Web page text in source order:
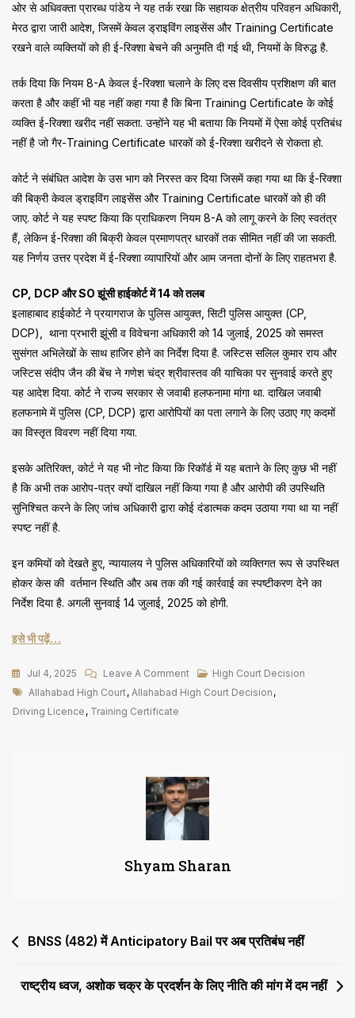
ओर से अधिवक्ता प्रारब्ध पांडेय ने यह तर्क रखा कि सहायक क्षेत्रीय परिवहन अधिकारी,
मेरठ द्वारा जारी आदेश, जिसमें केवल ड्राइविंग लाइसेंस और Training Certificate
रखने वाले व्यक्तियों को ही ई-रिक्शा बेचने की अनुमति दी गई थी, नियमों के विरुद्ध है.
तर्क दिया कि नियम 8-A केवल ई-रिक्शा चलाने के लिए दस दिवसीय प्रशिक्षण की बात
करता है और कहीं भी यह नहीं कहा गया है कि बिना Training Certificate के कोई
व्यक्ति ई-रिक्शा खरीद नहीं सकता. उन्होंने यह भी बताया कि नियमों में ऐसा कोई प्रतिबंध
नहीं है जो गैर-Training Certificate धारकों को ई-रिक्शा खरीदने से रोकता हो.
कोर्ट ने संबंधित आदेश के उस भाग को निरस्त कर दिया जिसमें कहा गया था कि ई-रिक्शा
की बिक्री केवल ड्राइविंग लाइसेंस और Training Certificate धारकों को ही की
जाए. कोर्ट ने यह स्पष्ट किया कि प्राधिकरण नियम 8-A को लागू करने के लिए स्वतंत्र
हैं, लेकिन ई-रिक्शा की बिक्री केवल प्रमाणपत्र धारकों तक सीमित नहीं की जा सकती.
यह निर्णय उत्तर प्रदेश में ई-रिक्शा व्यापारियों और आम जनता दोनों के लिए राहतभरा है.
CP, DCP और SO झूंसी हाईकोर्ट में 14 को तलब
इलाहाबाद हाईकोर्ट ने प्रयागराज के पुलिस आयुक्त, सिटी पुलिस आयुक्त (CP,
DCP), थाना प्रभारी झूंसी व विवेचना अधिकारी को 14 जुलाई, 2025 को समस्त
सुसंगत अभिलेखों के साथ हाजिर होने का निर्देश दिया है. जस्टिस सलिल कुमार राय और
जस्टिस संदीप जैन की बेंच ने गणेश चंद्र श्रीवास्तव की याचिका पर सुनवाई करते हुए
यह आदेश दिया. कोर्ट ने राज्य सरकार से जवाबी हलफनामा मांगा था. दाखिल जवाबी
हलफनामे में पुलिस (CP, DCP) द्वारा आरोपियों का पता लगाने के लिए उठाए गए कदमों
का विस्तृत विवरण नहीं दिया गया.
इसके अतिरिक्त, कोर्ट ने यह भी नोट किया कि रिकॉर्ड में यह बताने के लिए कुछ भी नहीं
है कि अभी तक आरोप-पत्र क्यों दाखिल नहीं किया गया है और आरोपी की उपस्थिति
सुनिश्चित करने के लिए जांच अधिकारी द्वारा कोई दंडात्मक कदम उठाया गया था या नहीं
स्पष्ट नहीं है.
इन कमियों को देखते हुए, न्यायालय ने पुलिस अधिकारियों को व्यक्तिगत रूप से उपस्थित
होकर केस की वर्तमान स्थिति और अब तक की गई कार्रवाई का स्पष्टीकरण देने का
निर्देश दिया है. अगली सुनवाई 14 जुलाई, 2025 को होगी.
इसे भी पढ़ें…
Jul 4, 2025 Leave A CommentOn
ई-
DL
और
Certificate
जरूरी
A
प्रशिक्षण
High Court Decision
Tags
Allahabad High Court, Allahabad High Court Decision ,
Driving Licence , Training Certificate
Shyam Sharan
PostBNSS (482) में Anticipatory Bail पर अब प्रतिबंध नहीं
राष्ट्रीय ध्वज, अशोक चक्र के प्रदर्शन के लिए नीति की मांग में दम नहीं